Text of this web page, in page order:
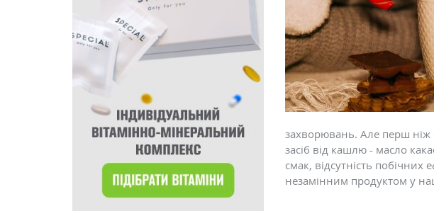
захворювань. Але перш ніж
засіб від кашлю - масло
смак, відсутність
незамінним продуктом у